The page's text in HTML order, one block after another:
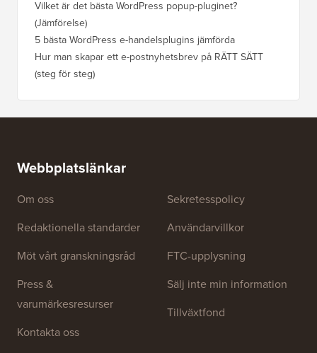
Vilket är det bästa WordPress popup-pluginet?
(Jämförelse)
5 bästa WordPress e-handelsplugins jämförda
Hur man skapar ett e-postnyhetsbrev på RÄTT SÄTT
(steg för steg)
Webbplatslänkar
Om oss
Redaktionella standarder
Möt vårt granskningsråd
Press &
varumärkesresurser
Kontakta oss
Sekretesspolicy
Användarvillkor
FTC-upplysning
Sälj inte min information
Tillväxtfond